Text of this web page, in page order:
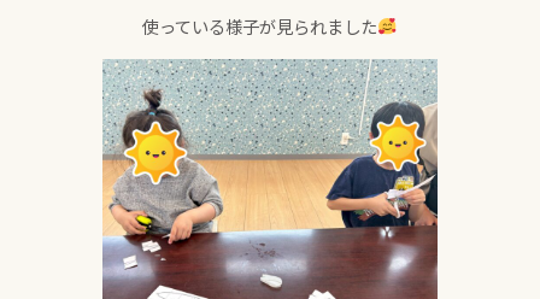
使っている様子が見られました